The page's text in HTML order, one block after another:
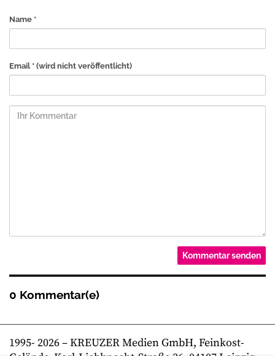
Name *
Email * (wird nicht veröffentlicht)
0 Kommentar(e)
1995- 2026– KREUZER Medien GmbH, Feinkost-